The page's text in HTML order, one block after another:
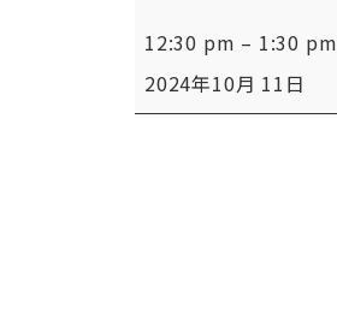
会
12:30 pm – 1:30 pm
2024年10月 11日